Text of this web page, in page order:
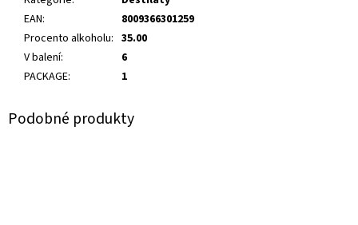
EAN:
8009366301259
Procento alkoholu: 35.00
V balení:
6
PACKAGE: 1